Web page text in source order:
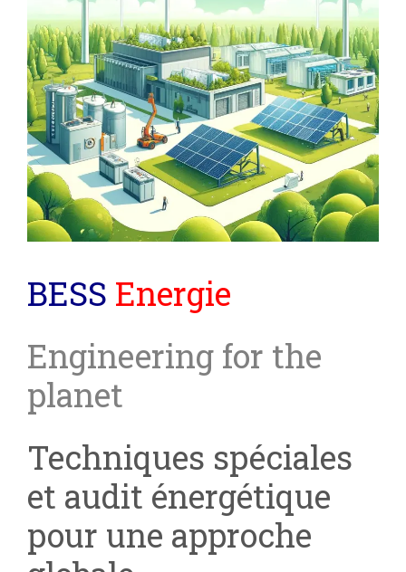
BESS Energie
Engineering for the
planet
Techniques spéciales
et audit énergétique
pour une approche